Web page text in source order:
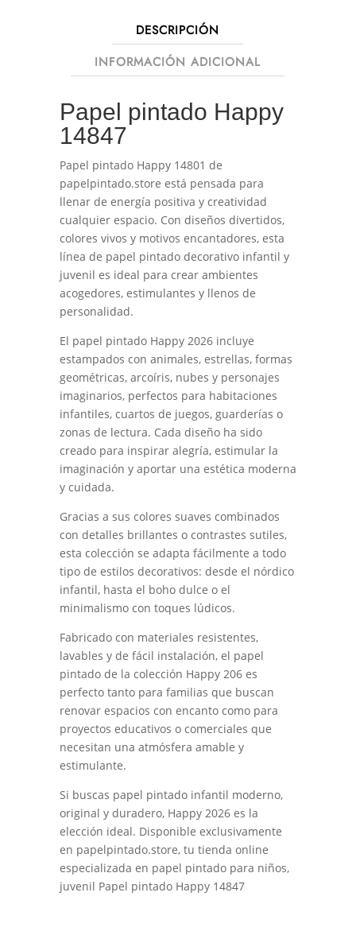
DESCRIPCIÓN
INFORMACIÓN ADICIONAL
Papel pintado Happy
14847
Papel pintado Happy 14801 de
papelpintado.store está pensada para
llenar de energía positiva y creatividad
cualquier espacio. Con diseños divertidos,
colores vivos y motivos encantadores, esta
línea de papel pintado decorativo infantil y
juvenil es ideal para crear ambientes
acogedores, estimulantes y llenos de
personalidad.
El papel pintado Happy 2026 incluye
estampados con animales, estrellas, formas
geométricas, arcoíris, nubes y personajes
imaginarios, perfectos para habitaciones
infantiles, cuartos de juegos, guarderías o
zonas de lectura. Cada diseño ha sido
creado para inspirar alegría, estimular la
imaginación y aportar una estética moderna
y cuidada.
Gracias a sus colores suaves combinados
con detalles brillantes o contrastes sutiles,
esta colección se adapta fácilmente a todo
tipo de estilos decorativos: desde el nórdico
infantil, hasta el boho dulce o el
minimalismo con toques lúdicos.
Fabricado con materiales resistentes,
lavables y de fácil instalación, el papel
pintado de la colección Happy 206 es
perfecto tanto para familias que buscan
renovar espacios con encanto como para
proyectos educativos o comerciales que
necesitan una atmósfera amable y
estimulante.
Si buscas papel pintado infantil moderno,
original y duradero, Happy 2026 es la
elección ideal. Disponible exclusivamente
en papelpintado.store, tu tienda online
especializada en papel pintado para niños,
juvenil Papel pintado Happy 14847